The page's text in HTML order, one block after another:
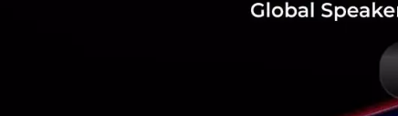
RELATED